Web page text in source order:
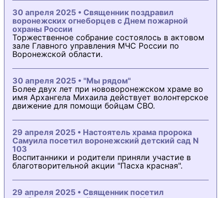
30 апреля 2025 • Священник поздравил
воронежских огнеборцев с Днем пожарной
охраны России
Торжественное собрание состоялось в актовом
зале Главного управления МЧС России по
Воронежской области.
30 апреля 2025 • "Мы рядом"
Более двух лет при нововоронежском храме во
имя Архангела Михаила действует волонтерское
движение для помощи бойцам СВО.
29 апреля 2025 • Настоятель храма пророка
Самуила посетил воронежский детский сад N
103
Воспитанники и родители приняли участие в
благотворительной акции "Пасха красная".
29 апреля 2025 • Священник посетил